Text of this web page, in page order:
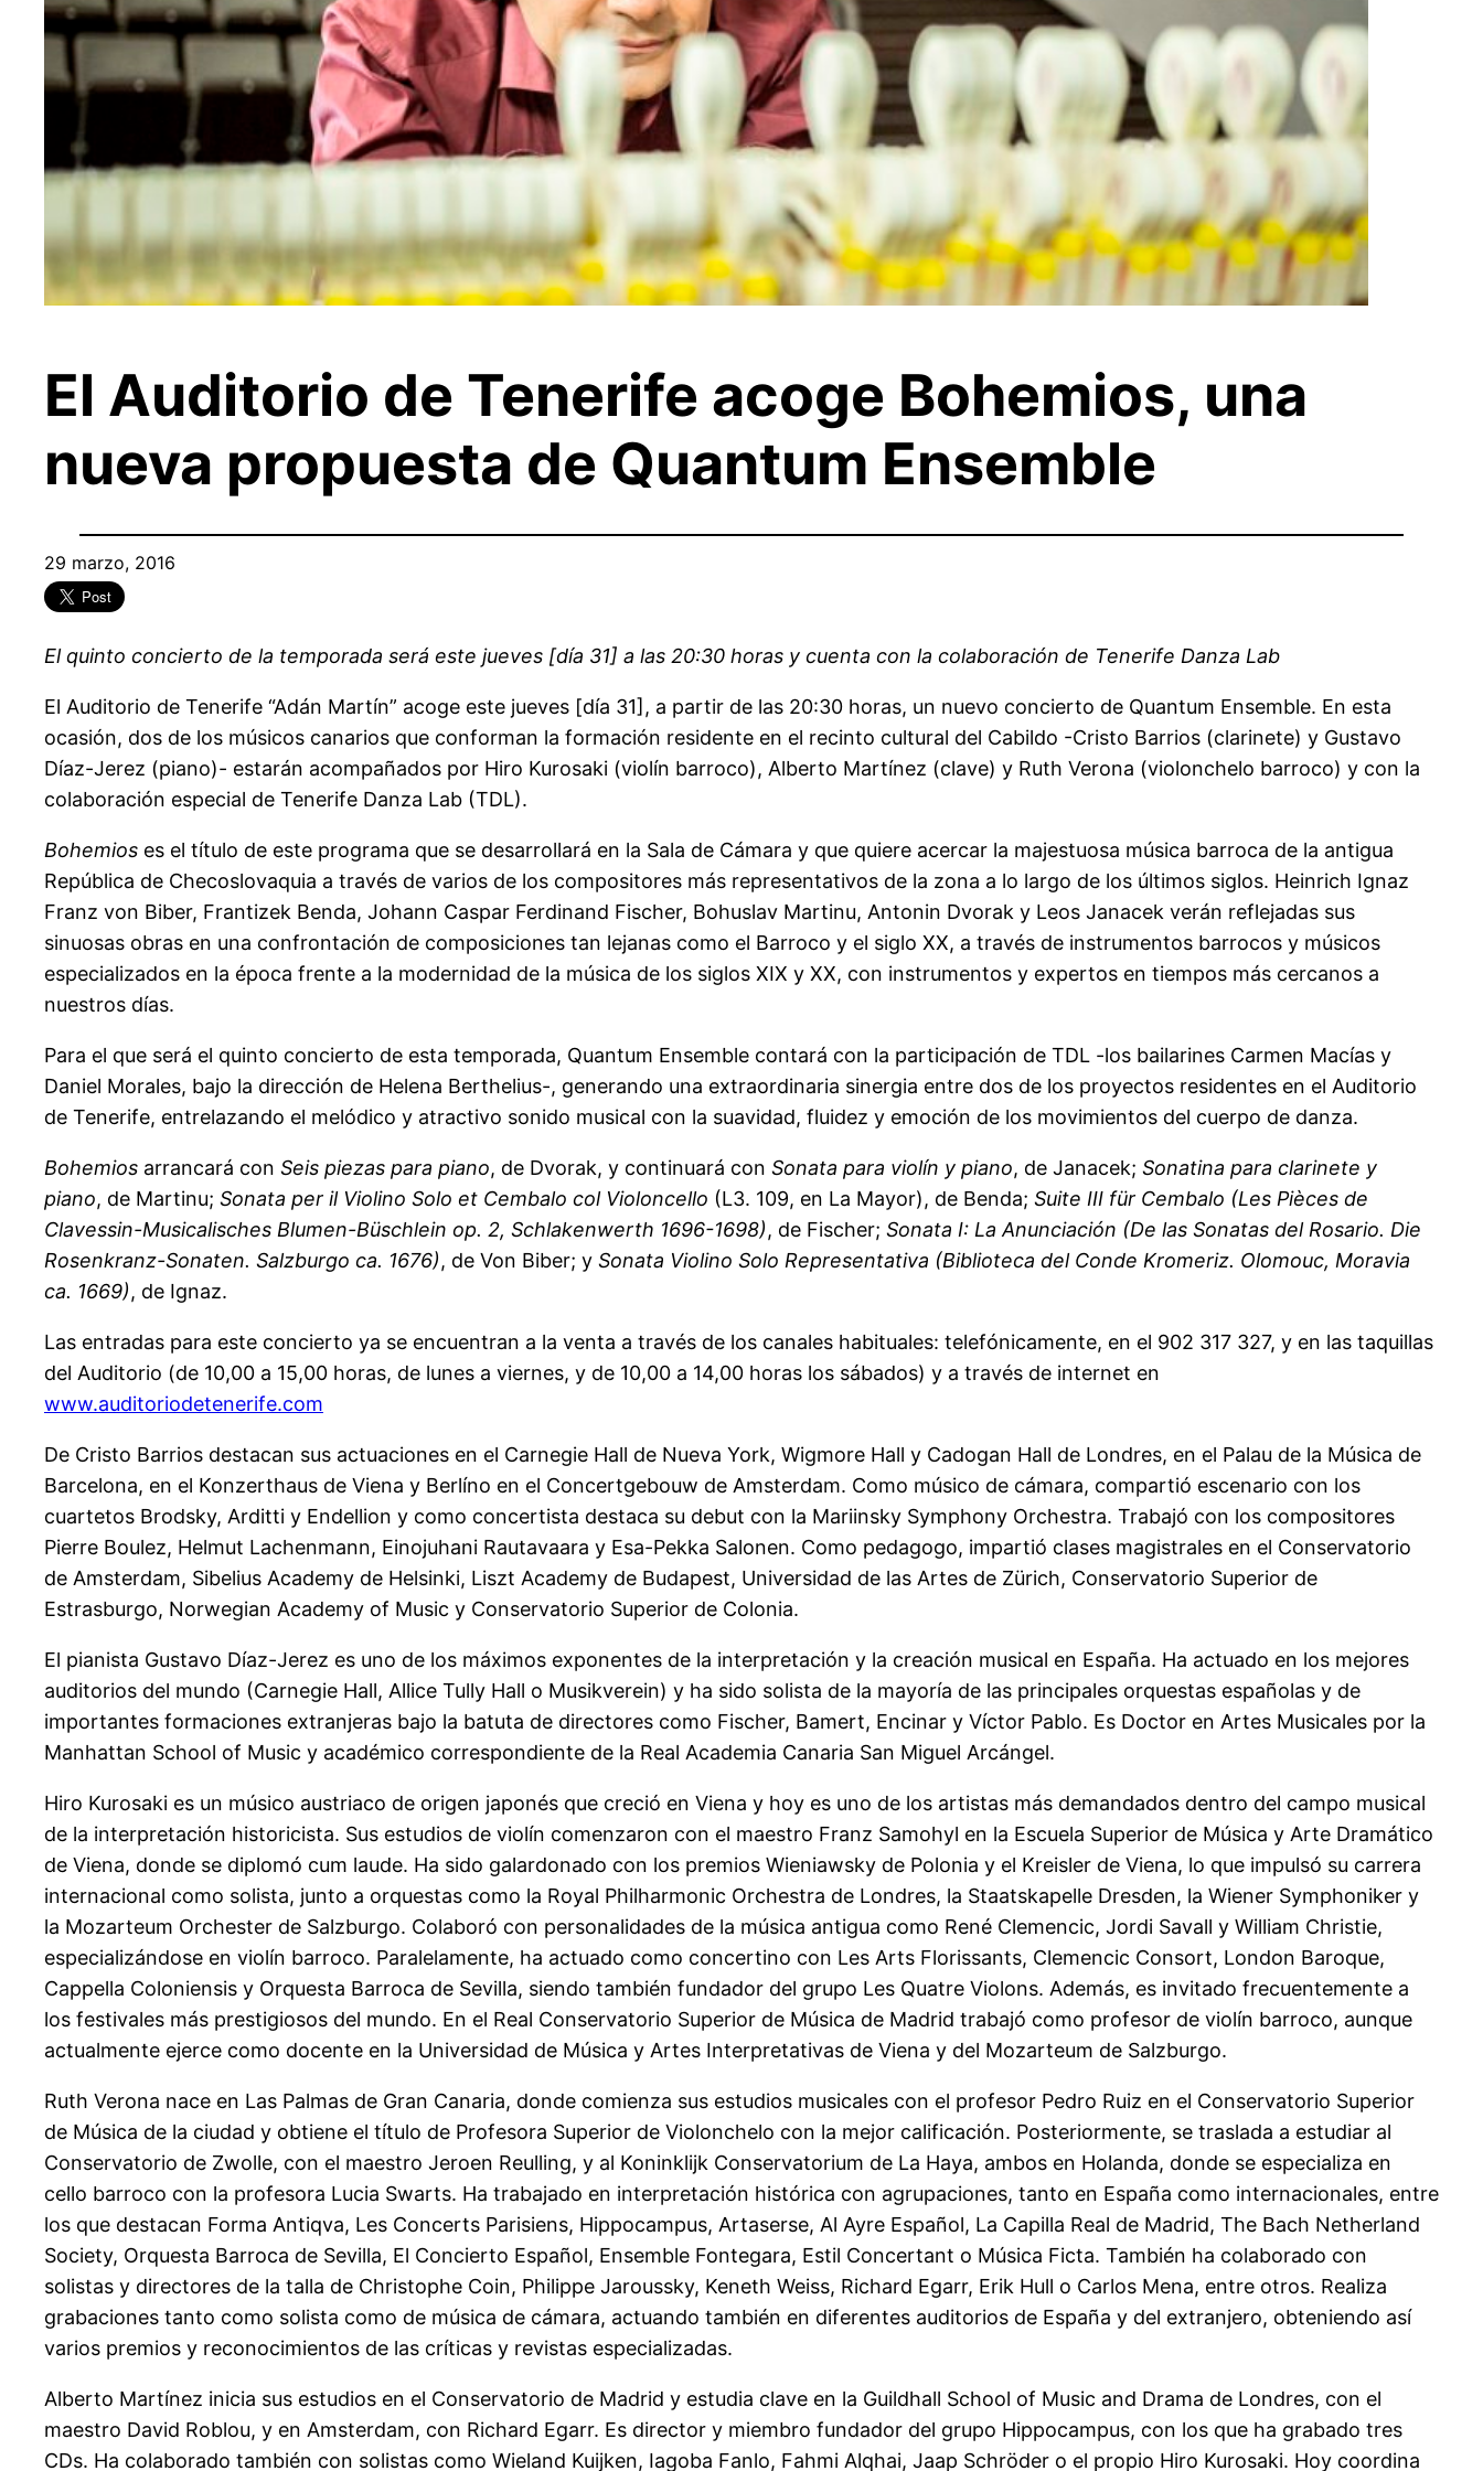
El Auditorio de Tenerife acoge Bohemios, una
nueva propuesta de Quantum Ensemble
29 marzo, 2016
El quinto concierto de la temporada será este jueves [día 31] a las 20:30 horas y cuenta con la colaboración de Tenerife Danza Lab
El Auditorio de Tenerife “Adán Martín” acoge este jueves [día 31], a partir de las 20:30 horas, un nuevo concierto de Quantum Ensemble. En esta
ocasión, dos de los músicos canarios que conforman la formación residente en el recinto cultural del Cabildo -Cristo Barrios (clarinete) y Gustavo
Díaz-Jerez (piano)- estarán acompañados por Hiro Kurosaki (violín barroco), Alberto Martínez (clave) y Ruth Verona (violonchelo barroco) y con la
colaboración especial de Tenerife Danza Lab (TDL).
Bohemios es el título de este programa que se desarrollará en la Sala de Cámara y que quiere acercar la majestuosa música barroca de la antigua
República de Checoslovaquia a través de varios de los compositores más representativos de la zona a lo largo de los últimos siglos. Heinrich Ignaz
Franz von Biber, Frantizek Benda, Johann Caspar Ferdinand Fischer, Bohuslav Martinu, Antonin Dvorak y Leos Janacek verán reflejadas sus
sinuosas obras en una confrontación de composiciones tan lejanas como el Barroco y el siglo XX, a través de instrumentos barrocos y músicos
especializados en la época frente a la modernidad de la música de los siglos XIX y XX, con instrumentos y expertos en tiempos más cercanos a
nuestros días.
Para el que será el quinto concierto de esta temporada, Quantum Ensemble contará con la participación de TDL -los bailarines Carmen Macías y
Daniel Morales, bajo la dirección de Helena Berthelius-, generando una extraordinaria sinergia entre dos de los proyectos residentes en el Auditorio
de Tenerife, entrelazando el melódico y atractivo sonido musical con la suavidad, fluidez y emoción de los movimientos del cuerpo de danza.
Bohemios arrancará con Seis piezas para piano, de Dvorak, y continuará con Sonata para violín y piano, de Janacek; Sonatina para clarinete y
piano, de Martinu; Sonata per il Violino Solo et Cembalo col Violoncello (L3. 109, en La Mayor), de Benda; Suite III für Cembalo (Les Pièces de
Clavessin-Musicalisches Blumen-Büschlein op. 2, Schlakenwerth 1696-1698), de Fischer; Sonata I: La Anunciación (De las Sonatas del Rosario. Die
Rosenkranz-Sonaten. Salzburgo ca. 1676), de Von Biber; y Sonata Violino Solo Representativa (Biblioteca del Conde Kromeriz. Olomouc, Moravia
ca. 1669), de Ignaz.
Las entradas para este concierto ya se encuentran a la venta a través de los canales habituales: telefónicamente, en el 902 317 327, y en las taquillas
del Auditorio (de 10,00 a 15,00 horas, de lunes a viernes, y de 10,00 a 14,00 horas los sábados) y a través de internet en
www.auditoriodetenerife.com
De Cristo Barrios destacan sus actuaciones en el Carnegie Hall de Nueva York, Wigmore Hall y Cadogan Hall de Londres, en el Palau de la Música de
Barcelona, en el Konzerthaus de Viena y Berlíno en el Concertgebouw de Amsterdam. Como músico de cámara, compartió escenario con los
cuartetos Brodsky, Arditti y Endellion y como concertista destaca su debut con la Mariinsky Symphony Orchestra. Trabajó con los compositores
Pierre Boulez, Helmut Lachenmann, Einojuhani Rautavaara y Esa-Pekka Salonen. Como pedagogo, impartió clases magistrales en el Conservatorio
de Amsterdam, Sibelius Academy de Helsinki, Liszt Academy de Budapest, Universidad de las Artes de Zürich, Conservatorio Superior de
Estrasburgo, Norwegian Academy of Music y Conservatorio Superior de Colonia.
El pianista Gustavo Díaz-Jerez es uno de los máximos exponentes de la interpretación y la creación musical en España. Ha actuado en los mejores
auditorios del mundo (Carnegie Hall, Allice Tully Hall o Musikverein) y ha sido solista de la mayoría de las principales orquestas españolas y de
importantes formaciones extranjeras bajo la batuta de directores como Fischer, Bamert, Encinar y Víctor Pablo. Es Doctor en Artes Musicales por la
Manhattan School of Music y académico correspondiente de la Real Academia Canaria San Miguel Arcángel.
Hiro Kurosaki es un músico austriaco de origen japonés que creció en Viena y hoy es uno de los artistas más demandados dentro del campo musical
de la interpretación historicista. Sus estudios de violín comenzaron con el maestro Franz Samohyl en la Escuela Superior de Música y Arte Dramático
de Viena, donde se diplomó cum laude. Ha sido galardonado con los premios Wieniawsky de Polonia y el Kreisler de Viena, lo que impulsó su carrera
internacional como solista, junto a orquestas como la Royal Philharmonic Orchestra de Londres, la Staatskapelle Dresden, la Wiener Symphoniker y
la Mozarteum Orchester de Salzburgo. Colaboró con personalidades de la música antigua como René Clemencic, Jordi Savall y William Christie,
especializándose en violín barroco. Paralelamente, ha actuado como concertino con Les Arts Florissants, Clemencic Consort, London Baroque,
Cappella Coloniensis y Orquesta Barroca de Sevilla, siendo también fundador del grupo Les Quatre Violons. Además, es invitado frecuentemente a
los festivales más prestigiosos del mundo. En el Real Conservatorio Superior de Música de Madrid trabajó como profesor de violín barroco, aunque
actualmente ejerce como docente en la Universidad de Música y Artes Interpretativas de Viena y del Mozarteum de Salzburgo.
Ruth Verona nace en Las Palmas de Gran Canaria, donde comienza sus estudios musicales con el profesor Pedro Ruiz en el Conservatorio Superior
de Música de la ciudad y obtiene el título de Profesora Superior de Violonchelo con la mejor calificación. Posteriormente, se traslada a estudiar al
Conservatorio de Zwolle, con el maestro Jeroen Reulling, y al Koninklijk Conservatorium de La Haya, ambos en Holanda, donde se especializa en
cello barroco con la profesora Lucia Swarts. Ha trabajado en interpretación histórica con agrupaciones, tanto en España como internacionales, entre
los que destacan Forma Antiqva, Les Concerts Parisiens, Hippocampus, Artaserse, Al Ayre Español, La Capilla Real de Madrid, The Bach Netherland
Society, Orquesta Barroca de Sevilla, El Concierto Español, Ensemble Fontegara, Estil Concertant o Música Ficta. También ha colaborado con
solistas y directores de la talla de Christophe Coin, Philippe Jaroussky, Keneth Weiss, Richard Egarr, Erik Hull o Carlos Mena, entre otros. Realiza
grabaciones tanto como solista como de música de cámara, actuando también en diferentes auditorios de España y del extranjero, obteniendo así
varios premios y reconocimientos de las críticas y revistas especializadas.
Alberto Martínez inicia sus estudios en el Conservatorio de Madrid y estudia clave en la Guildhall School of Music and Drama de Londres, con el
maestro David Roblou, y en Amsterdam, con Richard Egarr. Es director y miembro fundador del grupo Hippocampus, con los que ha grabado tres
CDs. Ha colaborado también con solistas como Wieland Kuijken, Iagoba Fanlo, Fahmi Alqhai, Jaap Schröder o el propio Hiro Kurosaki. Hoy coordina